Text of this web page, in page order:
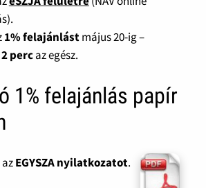
1% felajánlástmájus 20-ig –
2 percaz egész.
1% felajánlás papír
EGYSZA nyilatkozatot.